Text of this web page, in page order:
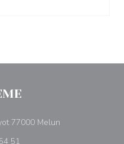
77000 Melun
51